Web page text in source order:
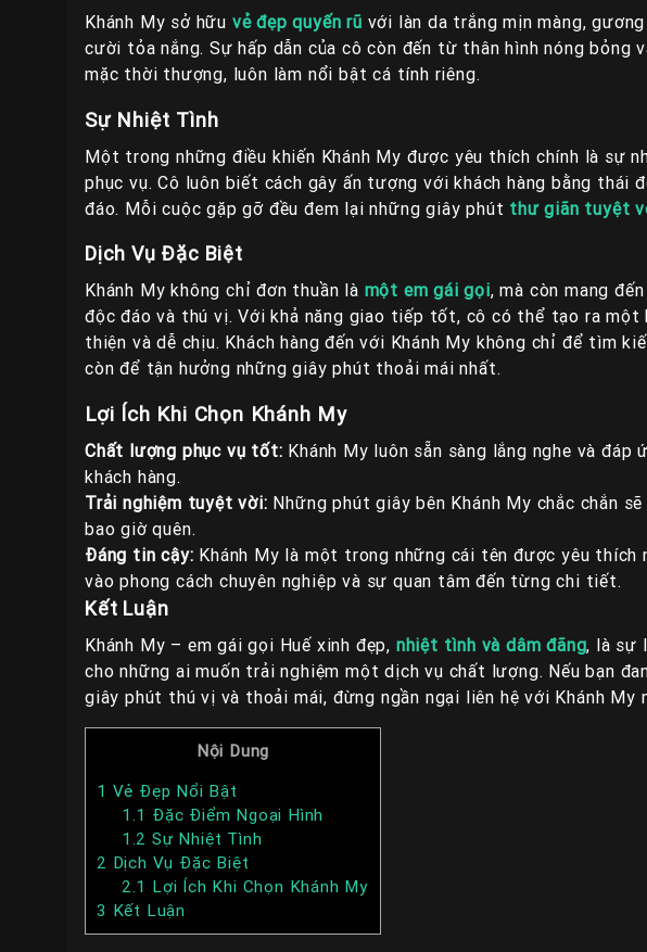
Khánh My sở hữu vẻ đẹp quyến rũ với làn da trắng mịn màng,
cười tỏa nắng. Sự hấp dẫn của cô còn đến từ thân hình nóng bỏng
mặc thời thượng, luôn làm nổi bật cá tính riêng.
Sự Nhiệt Tình
Một trong những điều khiến Khánh My được yêu thích chính là sự
phục vụ. Cô luôn biết cách gây ấn tượng với khách hàng bằng thái
đáo. Mỗi cuộc gặp gỡ đều đem lại những giây phút thư giãn tuyệt
Dịch Vụ Đặc Biệt
Khánh My không chỉ đơn thuần là một em gái gọi, mà còn mang
độc đáo và thú vị. Với khả năng giao tiếp tốt, cô có thể tạo ra một
thiện và dễ chịu. Khách hàng đến với Khánh My không chỉ để tìm
còn để tận hưởng những giây phút thoải mái nhất.
Lợi Ích Khi Chọn Khánh My
Chất lượng phục vụ tốt: Khánh My luôn sẵn sàng lắng nghe và đáp
khách hàng.
Trải nghiệm tuyệt vời: Những phút giây bên Khánh My chắc chắn
bao giờ quên.
Đáng tin cậy: Khánh My là một trong những cái tên được yêu thích
vào phong cách chuyên nghiệp và sự quan tâm đến từng chi tiết.
Kết Luận
Khánh My – em gái gọi Huế xinh đẹp, nhiệt tình và dâm đãng, là sự
cho những ai muốn trải nghiệm một dịch vụ chất lượng. Nếu bạn
giây phút thú vị và thoải mái, đừng ngần ngại liên hệ với Khánh My
Nội Dung
1 Vẻ Đẹp Nổi Bật
1.1 Đặc Điểm Ngoại Hình
1.2 Sự Nhiệt Tình
2 Dịch Vụ Đặc Biệt
2.1 Lợi Ích Khi Chọn Khánh My
3 Kết Luận